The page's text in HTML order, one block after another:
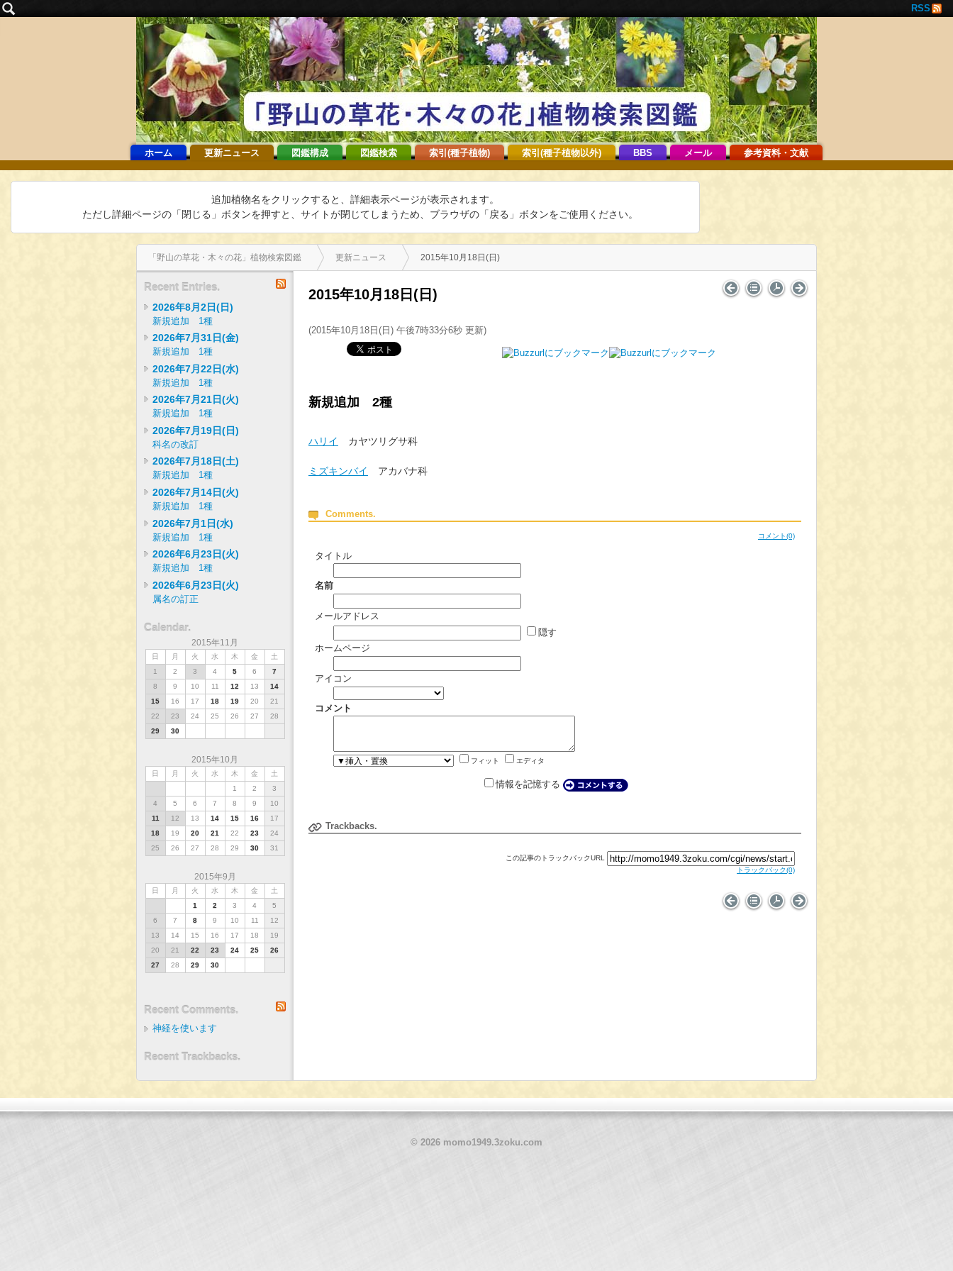
RSS
ホーム 更新ニュース 図鑑構成 図鑑検索 索引(種子植物) 索引(種子植物以外) BBS メール 参考資料・文献
追加植物名をクリックすると、詳細表示ページが表示されます。
ただし詳細ページの「閉じる」ボタンを押すと、サイトが閉じてしまうため、ブラウザの「戻る」ボタンをご使用ください。
「野山の草花・木々の花」植物検索図鑑 更新ニュース 2015年10月18日(日)
2015年10月18日(日)
(2015年10月18日(日) 午後7時33分6秒 更新)
新規追加 2種
ハリイ カヤツリグサ科
ミズキンバイ アカバナ科
Comments.
コメント(0)
タイトル
名前
メールアドレス
隠す
ホームページ
アイコン
コメント
フィット エディタ
情報を記憶する
Trackbacks.
この記事のトラックバックURL
トラックバック(0)
Recent Entries.
2026年8月2日(日)
新規追加 1種
2026年7月31日(金)
新規追加 1種
2026年7月22日(水)
新規追加 1種
2026年7月21日(火)
新規追加 1種
2026年7月19日(日)
科名の改訂
2026年7月18日(土)
新規追加 1種
2026年7月14日(火)
新規追加 1種
2026年7月1日(水)
新規追加 1種
2026年6月23日(火)
新規追加 1種
2026年6月23日(火)
属名の訂正
Calendar.
2015年11月
日 月 火 水 木 金
土
1
2 3 4 5 6
7
8
9 10 11 12 13
14
15
16 17 18 19 20
21
22
23 24 25 26 27
28
29
30
2015年10月
日 月 火 水 木 金
土
1
2
3
4
5 6 7 8 9
10
11
12 13 14 15 16
17
18
19 20 21 22 23
24
25
26 27 28 29 30 31
2015年9月
日 月 火 水 木 金
土
1
2 3 4
5
6
7 8 9 10 11
12
13
14 15 16 17 18
19
20
21 22 23 24 25
26
27
28 29 30
Recent Comments.
神経を使います
Recent Trackbacks.
© 2026 momo1949.3zoku.com